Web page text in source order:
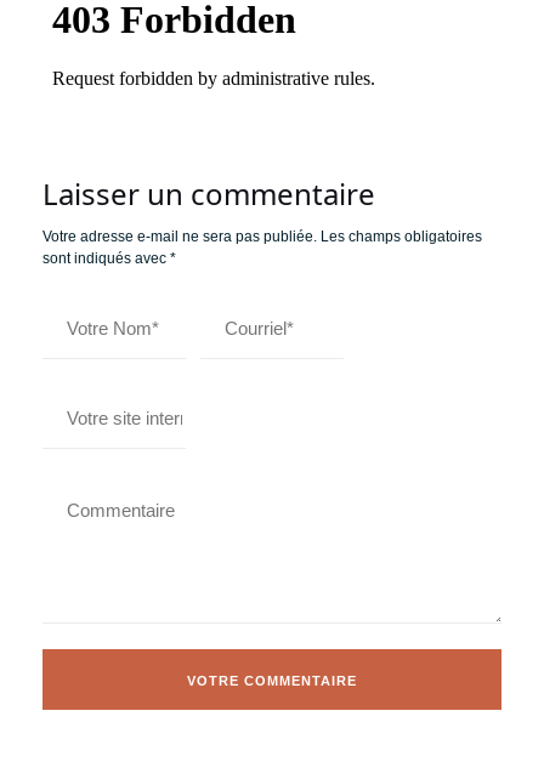
Laisser un commentaire
Votre adresse e-mail ne sera pas publiée. Les champs obligatoires
sont indiqués avec *